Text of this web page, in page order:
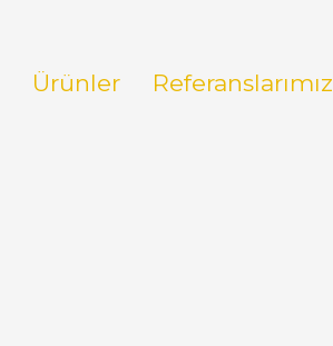
Ürünler Referanslarımız